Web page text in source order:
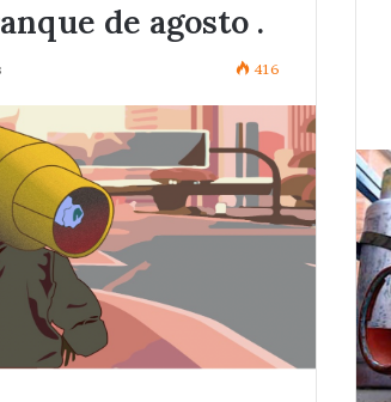
de agosto .
416